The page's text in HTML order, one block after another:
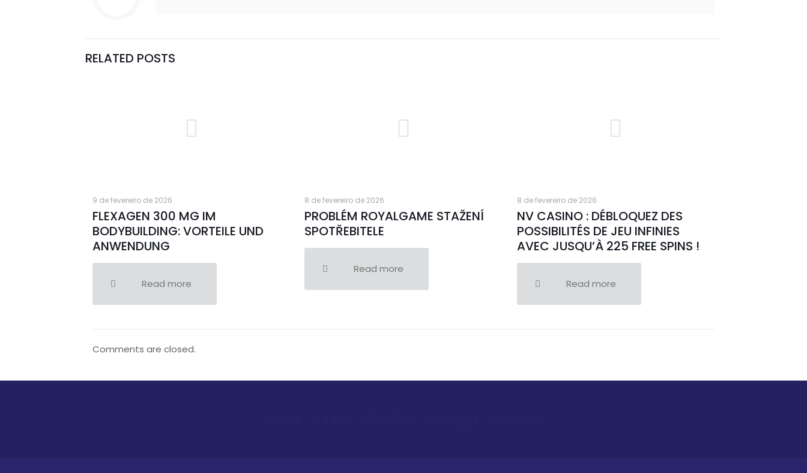
RELATED POSTS
9 de fevereiro de 2026
FLEXAGEN 300 MG IM
BODYBUILDING: VORTEILE UND
ANWENDUNG
Read more
8 de fevereiro de 2026
PROBLÉM ROYALGAME STAŽENÍ
SPOTŘEBITELE
Read more
8 de fevereiro de 2026
NV CASINO : DÉBLOQUEZ DES
POSSIBILITÉS DE JEU INFINIES
AVEC JUSQU’À 225 FREE SPINS !
Read more
Comments are closed.